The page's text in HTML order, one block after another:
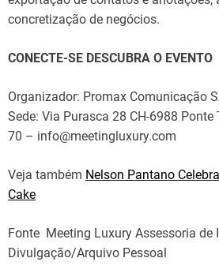
concretização de negócios.
CONECTE-SE DESCUBRA O EVENTO
Organizador: Promax Comunicação
Sede: Via Purasca 28 CH-6988
70 – info@meetingluxury.com
Veja também Nelson Pantano
Cake
Fonte Meeting Luxury Assessoria de
Divulgação/Arquivo Pessoal